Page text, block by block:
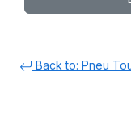
Back to: Pneu